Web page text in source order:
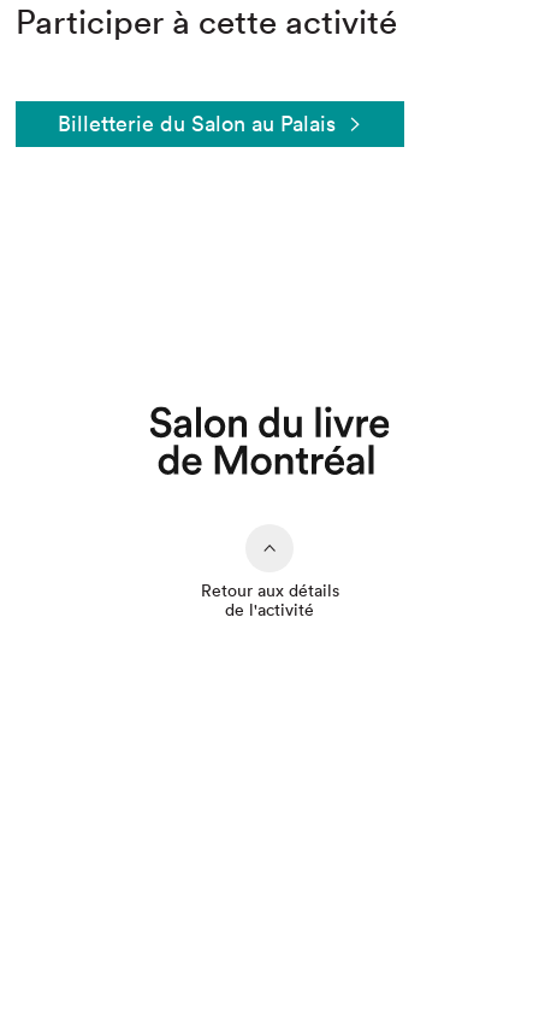
Participer à cette activité
Billetterie du Salon au Palais
Retour aux détails
de l'activité